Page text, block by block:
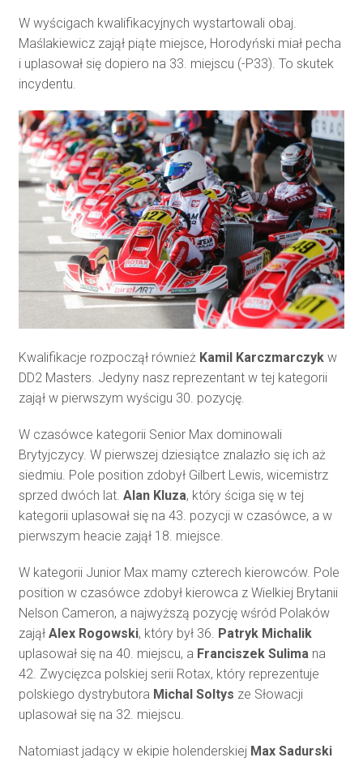
W wyścigach kwalifikacyjnych wystartowali obaj.
Maślakiewicz zajął piąte miejsce, Horodyński miał pecha
i uplasował się dopiero na 33. miejscu (-P33). To skutek
incydentu.
Kwalifikacje rozpoczął również Kamil Karczmarczyk w
DD2 Masters. Jedyny nasz reprezentant w tej kategorii
zajął w pierwszym wyścigu 30. pozycję.
W czasówce kategorii Senior Max dominowali
Brytyjczycy. W pierwszej dziesiątce znalazło się ich aż
siedmiu. Pole position zdobył Gilbert Lewis, wicemistrz
sprzed dwóch lat. Alan Kluza, który ściga się w tej
kategorii uplasował się na 43. pozycji w czasówce, a w
pierwszym heacie zajął 18. miejsce.
W kategorii Junior Max mamy czterech kierowców. Pole
position w czasówce zdobył kierowca z Wielkiej Brytanii
Nelson Cameron, a najwyższą pozycję wśród Polaków
zajął Alex Rogowski, który był 36. Patryk Michalik
uplasował się na 40. miejscu, a Franciszek Sulima na
42. Zwycięzca polskiej serii Rotax, który reprezentuje
polskiego dystrybutora Michal Soltys ze Słowacji
uplasował się na 32. miejscu.
Natomiast jadący w ekipie holenderskiej Max Sadurski